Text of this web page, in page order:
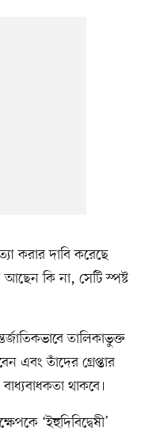
করার দাবি করেছে
কি না, সেটি স্পষ্ট
তালিকাভুক্ত
এবং তাঁদের গ্রেপ্তার
থাকবে।
‘ইহুদিবিদ্বেষী’